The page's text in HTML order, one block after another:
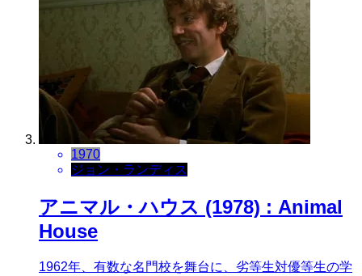
1970
ジョン・ランディス
アニマル・ハウス (1978) : Animal
House
1962年、有数な名門校を舞台に、劣等生対優等生の学